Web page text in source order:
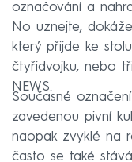
označování a
No uznejte,
který přijde ke
čtyřidvojku, nebo
NEWS.
Současné
zavedenou pivní
naopak zvyklé na
často se také